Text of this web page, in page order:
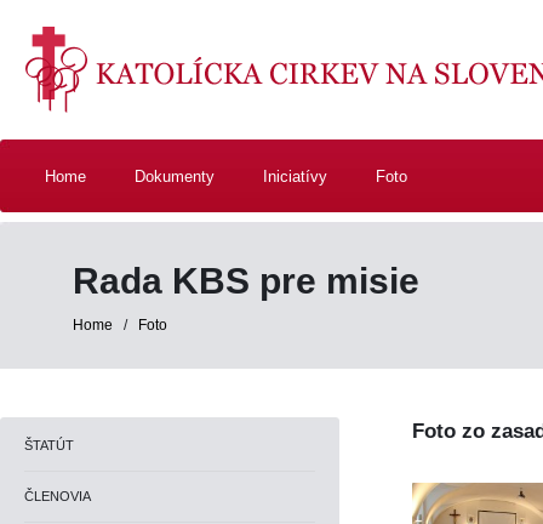
Home Dokumenty Iniciatívy Foto
Rada KBS pre misie
Home / Foto
ŠTATÚT
ČLENOVIA
Foto zo